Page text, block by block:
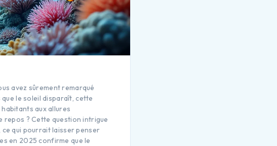
avez sûrement remarqué
le soleil disparaît, cette
aux allures
repos ? Cette question intrigue
ce qui pourrait laisser penser
en 2025 confirme que le